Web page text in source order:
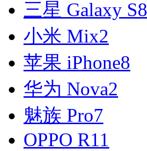
三星 Galaxy S8
小米 Mix2
苹果 iPhone8
华为 Nova2
魅族 Pro7
OPPO R11